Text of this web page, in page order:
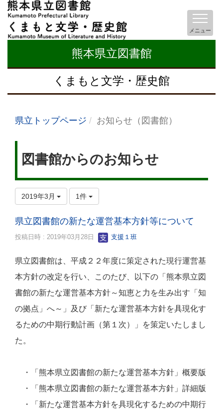
熊本県立図書館
くまもと文学・歴史館
メニュー
県立トップページ お知らせ（図書館）
図書館からのお知らせ
2019年3月 1件
県立図書館の新たな運営基本方針等について
投稿日時 : 2019年03月28日 支援１班
県立図書館は、平成２２年度に策定された現行運営基
本方針の改定を行い、このたび、以下の「熊本県立図
書館の新たな運営基本方針～知恵と力を生み出す「知
の拠点」へ～」及び「新たな運営基本方針を具現化す
るための中期行動計画（第１次）」を策定いたしまし
た。
・「熊本県立図書館の新たな運営基本方針」概要版
・「熊本県立図書館の新たな運営基本方針」詳細版
・「新たな運営基本方針を具現化するための中期行